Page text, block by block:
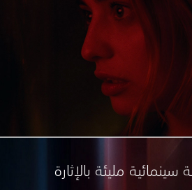
سينمائية مليئة بالإثارة